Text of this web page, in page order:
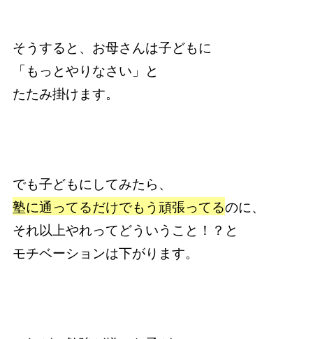
そうすると、お母さんは子どもに
「もっとやりなさい」と
たたみ掛けます。
でも子どもにしてみたら、
塾に通ってるだけでもう頑張ってるのに、
それ以上やれってどういうこと！？と
モチベーションは下がります。